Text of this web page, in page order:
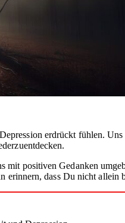
erdrückt fühlen.
positiven Gedanken
erinnern, dass Du nicht allein